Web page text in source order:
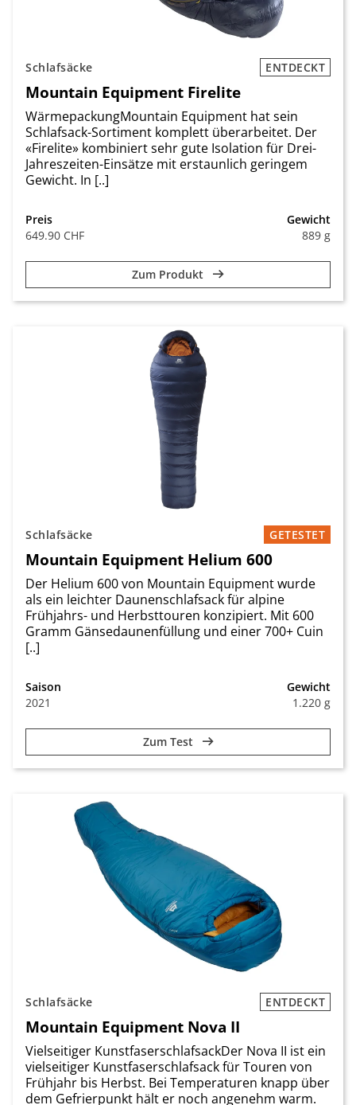
Schlafsäcke ENTDECKT
Mountain Equipment Firelite
WärmepackungMountain Equipment hat sein
Schlafsack-Sortiment komplett überarbeitet. Der
«Fire­lite» kombiniert sehr gute Isolation für Drei-
Jahreszeiten-Einsätze mit erstaunlich geringem
Gewicht. In [..]
Preis
649.90 CHF
Gewicht
889 g
Zum Produkt
Schlafsäcke GETESTET
Mountain Equipment Helium 600
Der Helium 600 von Mountain Equipment wurde
als ein leichter Daunenschlafsack für alpine
Frühjahrs- und Herbsttouren konzipiert. Mit 600
Gramm Gänsedaunenfüllung und einer 700+ Cuin
[..]
Saison
2021
Gewicht
1.220 g
Zum Test
Schlafsäcke ENTDECKT
Mountain Equipment Nova II
Vielseitiger KunstfaserschlafsackDer Nova II ist ein
vielseitiger Kunstfaserschlafsack für Touren von
Frühjahr bis Herbst. Bei Temperaturen knapp über
dem Gefrierpunkt hält er noch angenehm warm.